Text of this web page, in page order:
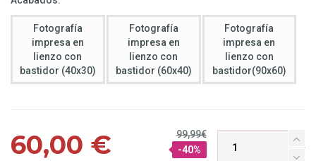
Fotografía
impresa en
lienzo con
bastidor (40x30)
Fotografía
impresa en
lienzo con
bastidor (60x40)
Fotografía
impresa en
lienzo con
bastidor(90x60)
60,00 €
99,99€
-40%